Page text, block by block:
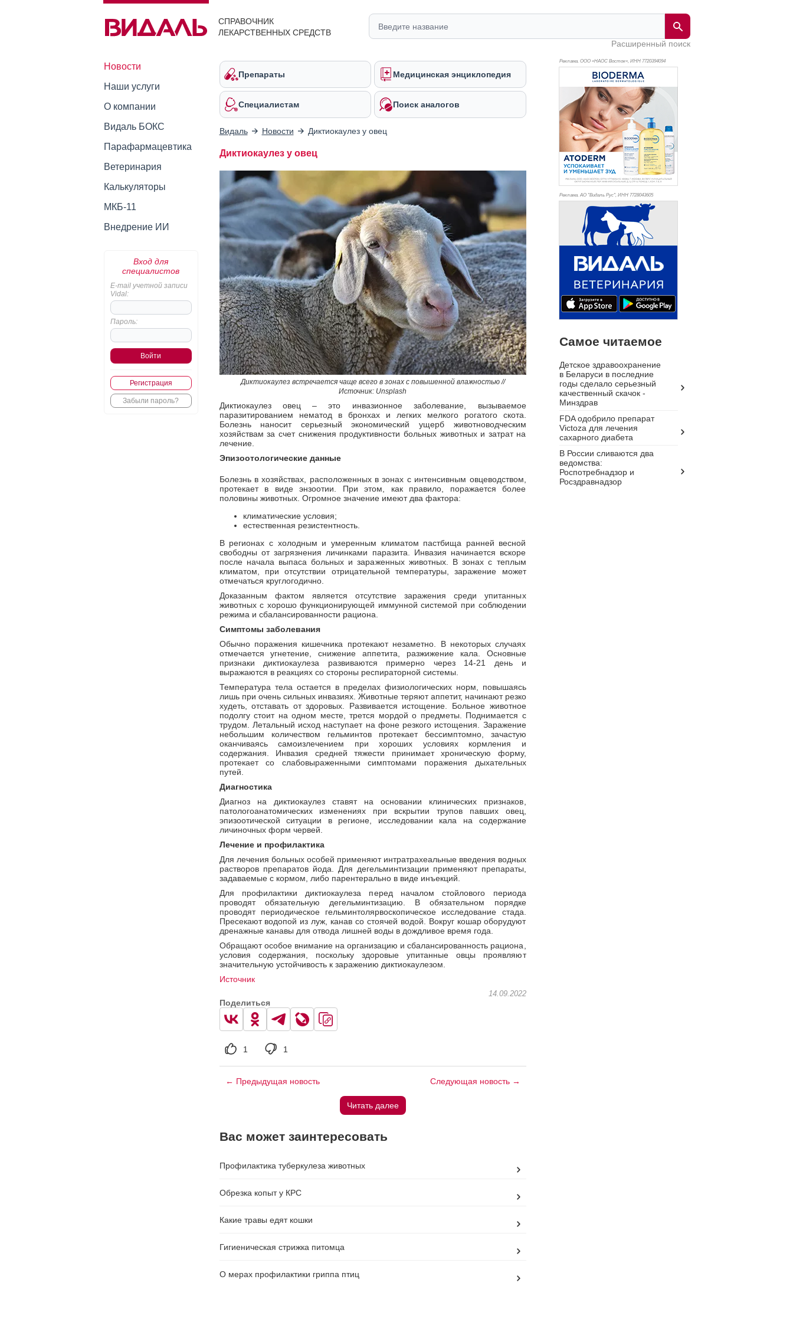
СПРАВОЧНИК
ЛЕКАРСТВЕННЫХ СРЕДСТВ
Расширенный поиск
Новости
Наши услуги
О компании
Видаль БОКС
Парафармацевтика
Ветеринария
Калькуляторы
МКБ-11
Внедрение ИИ
Вход для
специалистов
E-mail учетной записи
Vidal:
Пароль:
Регистрация
Забыли пароль?
Препараты Медицинская энциклопедия
Специалистам Поиск аналогов
Видаль Новости Диктиокаулез у овец
Диктиокаулез у овец
Диктиокаулез встречается чаще всего в зонах с повышенной влажностью //
Источник: Unsplash
Диктиокаулез овец – это инвазионное заболевание, вызываемое
паразитированием нематод в бронхах и легких мелкого рогатого скота.
Болезнь наносит серьезный экономический ущерб животноводческим
хозяйствам за счет снижения продуктивности больных животных и затрат на
лечение.
Эпизоотологические данные
Болезнь в хозяйствах, расположенных в зонах с интенсивным овцеводством,
протекает в виде энзоотии. При этом, как правило, поражается более
половины животных. Огромное значение имеют два фактора:
климатические условия;
естественная резистентность.
В регионах с холодным и умеренным климатом пастбища ранней весной
свободны от загрязнения личинками паразита. Инвазия начинается вскоре
после начала выпаса больных и зараженных животных. В зонах с теплым
климатом, при отсутствии отрицательной температуры, заражение может
отмечаться круглогодично.
Доказанным фактом является отсутствие заражения среди упитанных
животных с хорошо функционирующей иммунной системой при соблюдении
режима и сбалансированности рациона.
Симптомы заболевания
Обычно поражения кишечника протекают незаметно. В некоторых случаях
отмечается угнетение, снижение аппетита, разжижение кала. Основные
признаки диктиокаулеза развиваются примерно через 14-21 день и
выражаются в реакциях со стороны респираторной системы.
Температура тела остается в пределах физиологических норм, повышаясь
лишь при очень сильных инвазиях. Животные теряют аппетит, начинают резко
худеть, отставать от здоровых. Развивается истощение. Больное животное
подолгу стоит на одном месте, трется мордой о предметы. Поднимается с
трудом. Летальный исход наступает на фоне резкого истощения. Заражение
небольшим количеством гельминтов протекает бессимптомно, зачастую
оканчиваясь самоизлечением при хороших условиях кормления и
содержания. Инвазия средней тяжести принимает хроническую форму,
протекает со слабовыраженными симптомами поражения дыхательных
путей.
Диагностика
Диагноз на диктиокаулез ставят на основании клинических признаков,
патологоанатомических изменениях при вскрытии трупов павших овец,
эпизоотической ситуации в регионе, исследовании кала на содержание
личиночных форм червей.
Лечение и профилактика
Для лечения больных особей применяют интратрахеальные введения водных
растворов препаратов йода. Для дегельминтизации применяют препараты,
задаваемые с кормом, либо парентерально в виде инъекций.
Для профилактики диктиокаулеза перед началом стойлового периода
проводят обязательную дегельминтизацию. В обязательном порядке
проводят периодическое гельминтолярвоскопическое исследование стада.
Пресекают водопой из луж, канав со стоячей водой. Вокруг кошар оборудуют
дренажные канавы для отвода лишней воды в дождливое время года.
Обращают особое внимание на организацию и сбалансированность рациона,
условия содержания, поскольку здоровые упитанные овцы проявляют
значительную устойчивость к заражению диктиокаулезом.
Источник
14.09.2022
Поделиться
1 1
← Предыдущая новость Следующая новость →
Читать далее
Вас может заинтересовать
Профилактика туберкулеза животных
Обрезка копыт у КРС
Какие травы едят кошки
Гигиеническая стрижка питомца
О мерах профилактики гриппа птиц
Реклама. ООО «НАОС Восток», ИНН 7720394094
Реклама. АО "Видаль Рус", ИНН 7728043605
Самое читаемое
Детское здравоохранение
в Беларуси в последние
годы сделало серьезный
качественный скачок -
Минздрав
FDA одобрило препарат
Victoza для лечения
сахарного диабета
В России сливаются два
ведомства:
Роспотребнадзор и
Росздравнадзор